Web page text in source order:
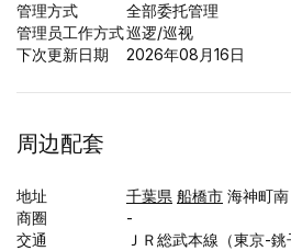
管理方式
全部委托管理
管理员工作方式巡逻/巡视
下次更新日期
2026年08月16日
周边配套
地址 千葉県 船橋市 海神町
商圈
-
交通
ＪＲ総武本線（東京-